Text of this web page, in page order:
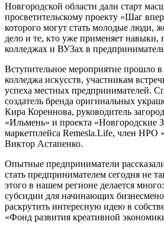
Новгородской области дали старт
просветительскому проекту «Шаг
которого могут стать молодые люди,
дело и те, кто уже применяет навыки,
колледжах и ВУЗах в
Вступительное мероприятие прошло в
колледжа искусств, участникам
успеха местных предпринимателей.
создатель бренда оригинальных
Кира Кореннова, руководитель
«Ильмень» и проекта «Новгородские
маркетплейса Remesla.Life, член НРО
Виктор Астапенко.
Опытные предприниматели
стать предпринимателем сегодня не
этого в нашем регионе делается
субсидии для начинающих
раскрутить интересную идею в
«Фонд развития креативной